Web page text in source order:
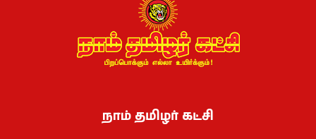
நாம் தமிழர் கட்சி